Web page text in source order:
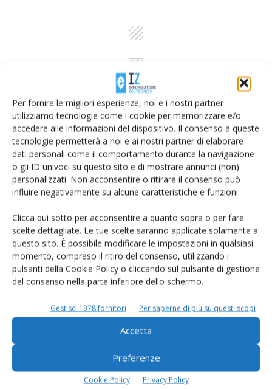
Per fornire le migliori esperienze, noi e i nostri partner
utilizziamo tecnologie come i cookie per memorizzare e/o
accedere alle informazioni del dispositivo. Il consenso a queste
tecnologie permetterà a noi e ai nostri partner di elaborare
dati personali come il comportamento durante la navigazione
o gli ID univoci su questo sito e di mostrare annunci (non)
personalizzati. Non acconsentire o ritirare il consenso può
influire negativamente su alcune caratteristiche e funzioni.
Clicca qui sotto per acconsentire a quanto sopra o per fare
scelte dettagliate. Le tue scelte saranno applicate solamente a
questo sito. È possibile modificare le impostazioni in qualsiasi
momento, compreso il ritiro del consenso, utilizzando i
pulsanti della Cookie Policy o cliccando sul pulsante di gestione
del consenso nella parte inferiore dello schermo.
Gestisci 1378 fornitori Per saperne di più su questi scopi
Accetta
Preferenze
Cookie Policy Privacy Policy
Rimani aggiornato sul mondo
dell’agricoltura
© Tecniche Nuove Spa. Tutti i diritti riservati. Sede legale Via Eritrea 21 -